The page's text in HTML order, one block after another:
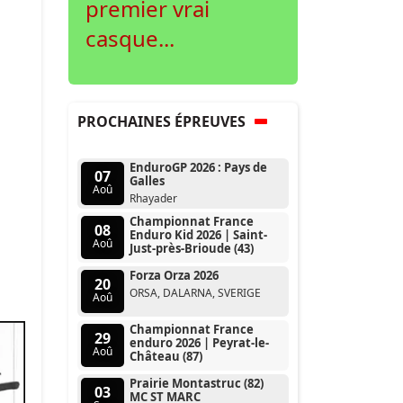
premier vrai
casque...
PROCHAINES ÉPREUVES
07
Aoû
EnduroGP 2026 : Pays de
Galles
Rhayader
08
Aoû
Championnat France
Enduro Kid 2026 | Saint-
Just-près-Brioude (43)
20
Aoû
Forza Orza 2026
ORSA, DALARNA, SVERIGE
29
Aoû
Championnat France
enduro 2026 | Peyrat-le-
Château (87)
03
Prairie Montastruc (82)
MC ST MARC